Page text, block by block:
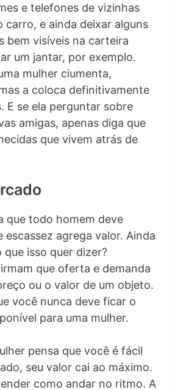
e telefones de vizinhas
carro, e ainda deixar alguns
bem visíveis na carteira
um jantar, por exemplo.
mulher ciumenta,
a coloca definitivamente
E se ela perguntar sobre
amigas, apenas diga que
que vivem atrás de
que todo homem deve
escassez agrega valor. Ainda
que isso quer dizer?
que oferta e demanda
ou o valor de um objeto.
você nunca deve ficar o
para uma mulher.
pensa que você é fácil
seu valor cai ao máximo.
como andar no ritmo. A